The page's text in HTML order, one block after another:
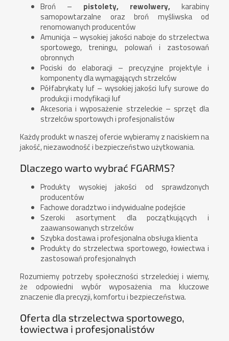
Broń – pistolety, rewolwery, karabiny
samopowtarzalne oraz broń myśliwska od
renomowanych producentów
Amunicja – wysokiej jakości naboje do strzelectwa
sportowego, treningu, polowań i zastosowań
obronnych
Pociski do elaboracji – precyzyjne projektyle i
komponenty dla wymagających strzelców
Półfabrykaty luf – wysokiej jakości lufy surowe do
produkcji i modyfikacji luf
Akcesoria i wyposażenie strzeleckie – sprzęt dla
strzelców sportowych i profesjonalistów
Każdy produkt w naszej ofercie wybieramy z naciskiem na
jakość, niezawodność i bezpieczeństwo użytkowania.
Dlaczego warto wybrać FGARMS?
Produkty wysokiej jakości od sprawdzonych
producentów
Fachowe doradztwo i indywidualne podejście
Szeroki asortyment dla początkujących i
zaawansowanych strzelców
Szybka dostawa i profesjonalna obsługa klienta
Produkty do strzelectwa sportowego, łowiectwa i
zastosowań profesjonalnych
Rozumiemy potrzeby społeczności strzeleckiej i wiemy,
że odpowiedni wybór wyposażenia ma kluczowe
znaczenie dla precyzji, komfortu i bezpieczeństwa.
Oferta dla strzelectwa sportowego,
łowiectwa i profesjonalistów